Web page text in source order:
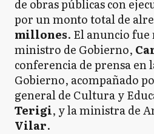
de obras públicas con
por un monto total de
millones. El anuncio
ministro de Gobierno,
conferencia de prensa en
Gobierno, acompañado
general de Cultura y
Terigi, y la ministra de
Vilar.